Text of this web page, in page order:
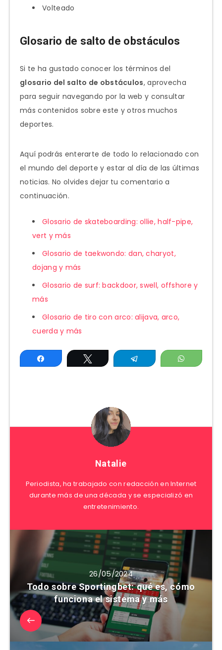
Volteado
Glosario de salto de obstáculos
Si te ha gustado conocer los términos del
glosario del salto de obstáculos, aprovecha
para seguir navegando por la web y consultar
más contenidos sobre este y otros muchos
deportes.
Aquí podrás enterarte de todo lo relacionado con
el mundo del deporte y estar al día de las últimas
noticias. No olvides dejar tu comentario a
continuación.
Glosario de skateboarding: ollie, half-pipe,
vert y más
Glosario de taekwondo: dan, charyot,
dojang y más
Glosario de surf: backdoor, swell, offshore y
más
Glosario de tiro con arco: alijava, arco,
cuerda y más
Compartir Twittear Telegram
Natalie
Periodista, ha trabajado con redacción en Internet
durante más de una década y se especializó en
entretenimiento.
26/05/2024
Todo sobre Sportingbet: qué es, cómo
funciona el sistema y más